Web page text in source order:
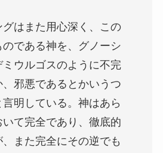
グはまた用心深く、この
である神を、グノーシ
ミウルゴスのように不完
邪悪であるとかいうつ
言明している。神はあら
て完全であり、徹底的
また完全にその逆でも